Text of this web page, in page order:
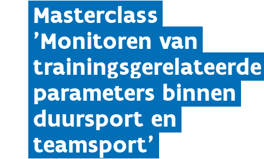
Masterclass
'Monitoren van
trainingsgerelateerde
parameters binnen
duursport en
teamsport'